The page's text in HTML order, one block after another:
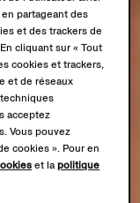
partageant des
et des trackers de
cliquant sur « Tout
cookies et trackers,
et de réseaux
acceptez
Vous pouvez
cookies ». Pour en
et lapolitique